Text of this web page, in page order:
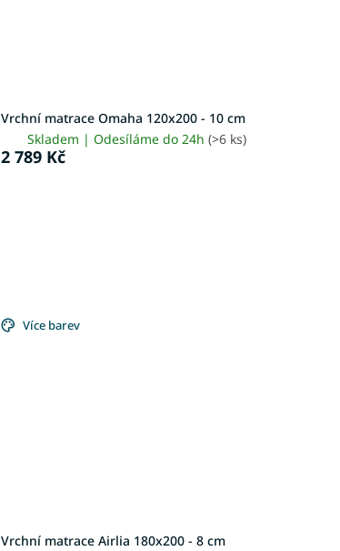
Vrchní matrace Omaha 120x200 - 10 cm
Skladem | Odesíláme do 24h (>6 ks)
2 789 Kč
Více barev
Vrchní matrace Airlia 180x200 - 8 cm